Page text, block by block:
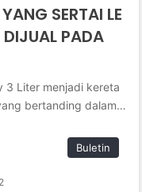
SERTAI LE
PADA
3 Liter menjadi kereta
bertanding dalam…
Buletin